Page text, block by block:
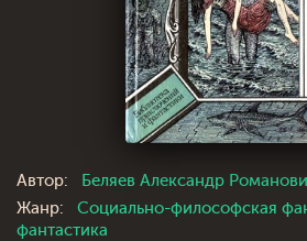
Автор:
Беляев Александр
Жанр:
Социально-философская
фантастика